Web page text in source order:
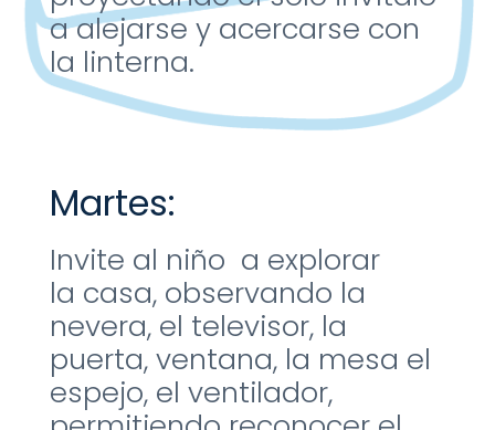
a alejarse y acercarse con
la linterna.
Martes:
Invite al niño a explorar
la casa, observando la
nevera, el televisor, la
puerta,ventana, la mesa el
espejo, el ventilador,